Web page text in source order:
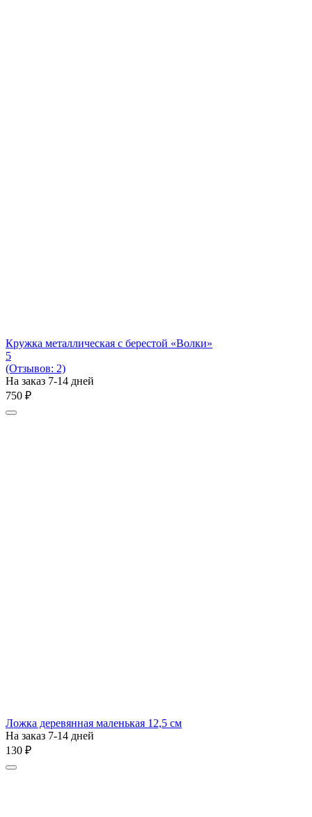
Кружка металлическая с берестой «Волки»
5
(Отзывов: 2)
На заказ 7-14 дней
‍750‍ ₽
Ложка деревянная маленькая 12,5 см
На заказ 7-14 дней
‍130‍ ₽